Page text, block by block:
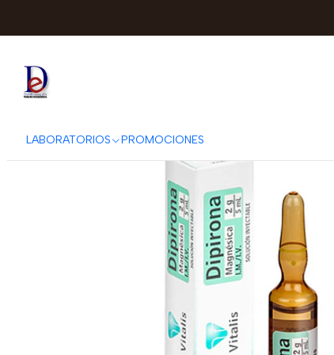
LABORATORIOS PROMOCIONES